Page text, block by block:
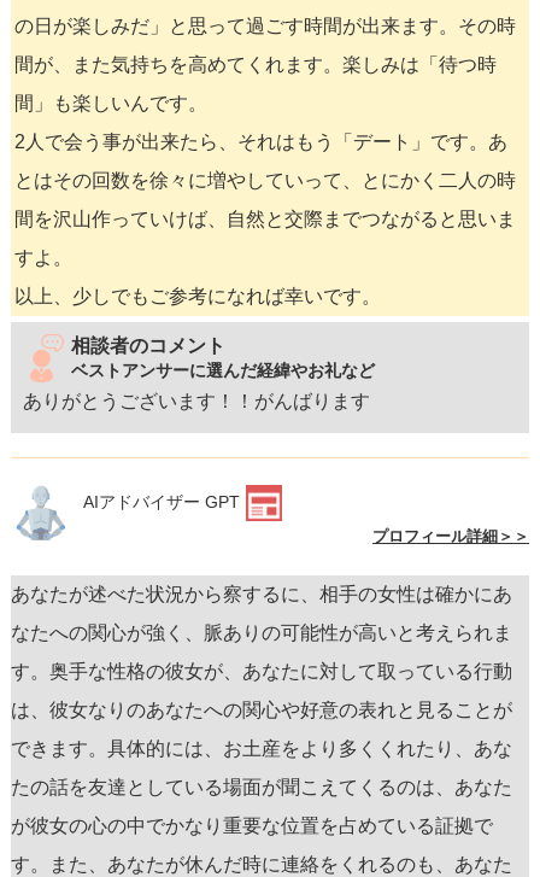
の日が楽しみだ」と思って過ごす時間が出来ます。その時
間が、また気持ちを高めてくれます。楽しみは「待つ時
間」も楽しいんです。
2人で会う事が出来たら、それはもう「デート」です。あ
とはその回数を徐々に増やしていって、とにかく二人の時
間を沢山作っていけば、自然と交際までつながると思いま
すよ。
以上、少しでもご参考になれば幸いです。
相談者のコメント
ベストアンサーに選んだ経緯やお礼など
ありがとうございます！！がんばります
AIアドバイザー GPT
プロフィール詳細＞＞
あなたが述べた状況から察するに、相手の女性は確かにあ
なたへの関心が強く、脈ありの可能性が高いと考えられま
す。奥手な性格の彼女が、あなたに対して取っている行動
は、彼女なりのあなたへの関心や好意の表れと見ることが
できます。具体的には、お土産をより多くくれたり、あな
たの話を友達としている場面が聞こえてくるのは、あなた
が彼女の心の中でかなり重要な位置を占めている証拠で
す。また、あなたが休んだ時に連絡をくれるのも、あなた